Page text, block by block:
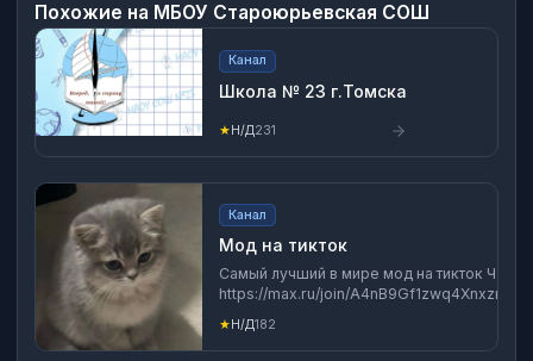
Похожие на МБОУ Староюрьевская СОШ
Канал
Школа № 23 г.Томска
★Н/Д231
Канал
Мод на тикток
Самый лучший в мире мод на тикток Чат -
https://max.ru/join/
★Н/Д182